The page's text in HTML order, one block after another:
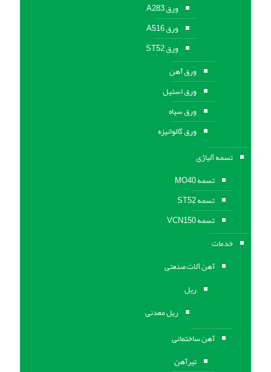
ورق A283
ورق A516
ورق ST52
ورق آهن
ورق استیل
ورق سیاه
ورق گالوانیزه
تسمه آلیاژی
تسمه MO40
تسمه ST52
تسمه VCN150
خدمات
آهن آلات صنعتی
ریل
ریل معدنی
آهن ساختمانی
تیرآهن